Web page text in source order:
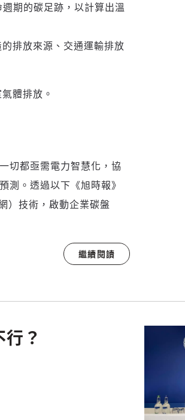
入《旭時報》
際政經脈動
期的碳足跡，以計算出溫
排放來源、交通運輸排放
體排放。
切都亟需電力智慧化，協
測。透過以下《旭時報》
）技術，啟動企業碳盤
繼續閱讀
？